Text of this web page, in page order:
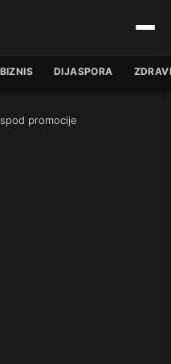
BIZNIS DIJASPORA
promocije